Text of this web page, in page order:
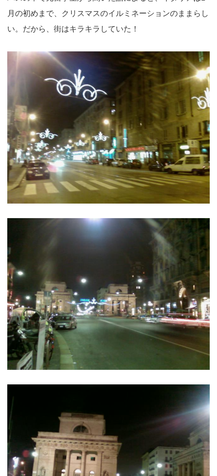
月の初めまで、クリスマスのイルミネーションのままらし
い。だから、街はキラキラしていた！